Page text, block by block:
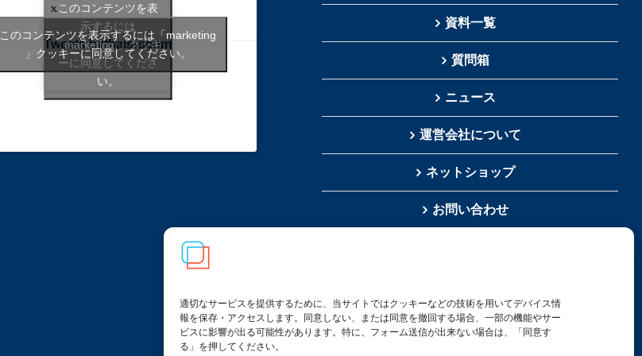
適切なサービスを提供するために、当サイトではクッキーなどの技術を用いてデバイス情
報を保存・アクセスします。同意しない、または同意を撤回する場合、一部の機能やサー
ビスに影響が出る可能性があります。特に、フォーム送信が出来ない場合は、「同意す
る」を押してください。
Tweets bythaisrscom
このコンテンツを表
示するには
「marketing 」クッキ
ーに同意してくださ
い。
このコンテンツを表示するには「marketing
」クッキーに同意してください。
資料一覧
質問箱
ニュース
運営会社について
ネットショップ
お問い合わせ
…